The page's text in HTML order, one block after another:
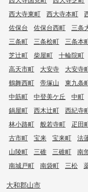
西大寺東町
西大寺本町
佐保台
佐保台西町 三条
三条町
三条桧町 三条本
芝辻町
柴屋町 十輪院町
高天市町
大安寺 大安寺
鶴舞西町
帝塚山 東九条
中筋町
中登美ケ丘 中町
鍋屋町
西木辻町 西紀寺
林小路町
般若寺町 疋田
古市町
宝来 宝来町 法
山陵町
三碓 三碓町 南
南城戸町
南袋町 三松
大和郡山市